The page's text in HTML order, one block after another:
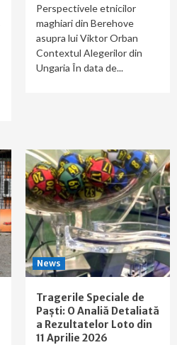
Perspectivele etnicilor
maghiari din Berehove
asupra lui Viktor Orban
Contextul Alegerilor din
Ungaria În data de...
News
Tragerile Speciale de
Paști: O Analiă Detaliată
a Rezultatelor Loto din
11 Aprilie 2026